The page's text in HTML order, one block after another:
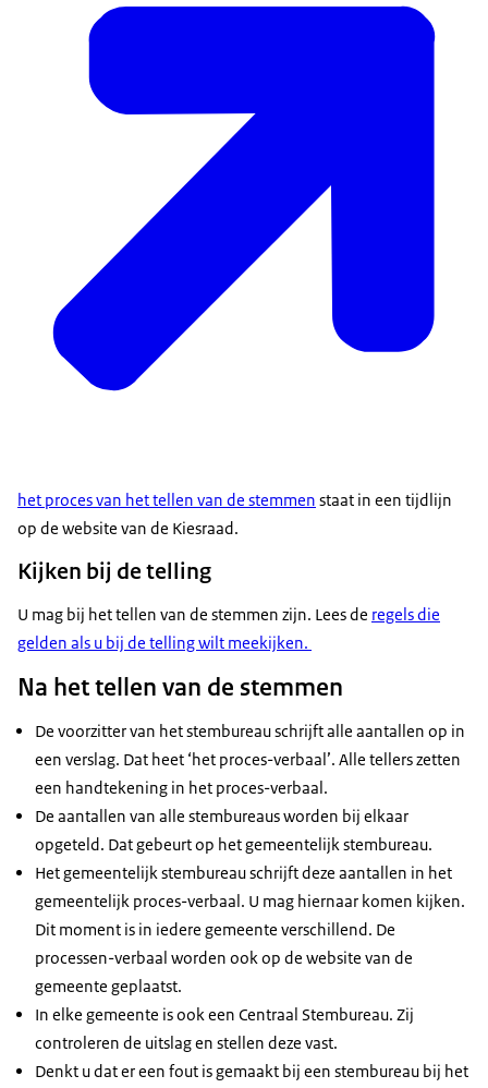
het proces van het tellen van de stemmen staat in een tijdlijn
op de website van de Kiesraad.
Kijken bij de telling
U mag bij het tellen van de stemmen zijn. Lees de regels die
gelden als u bij de telling wilt meekijken.
Na het tellen van de stemmen
De voorzitter van het stembureau schrijft alle aantallen op in
een verslag. Dat heet ‘het proces-verbaal’. Alle tellers zetten
een handtekening in het proces-verbaal.
De aantallen van alle stembureaus worden bij elkaar
opgeteld. Dat gebeurt op het gemeentelijk stembureau.
Het gemeentelijk stembureau schrijft deze aantallen in het
gemeentelijk proces-verbaal. U mag hiernaar komen kijken.
Dit moment is in iedere gemeente verschillend. De
processen-verbaal worden ook op de website van de
gemeente geplaatst.
In elke gemeente is ook een Centraal Stembureau. Zij
controleren de uitslag en stellen deze vast.
Denkt u dat er een fout is gemaakt bij een stembureau bij het